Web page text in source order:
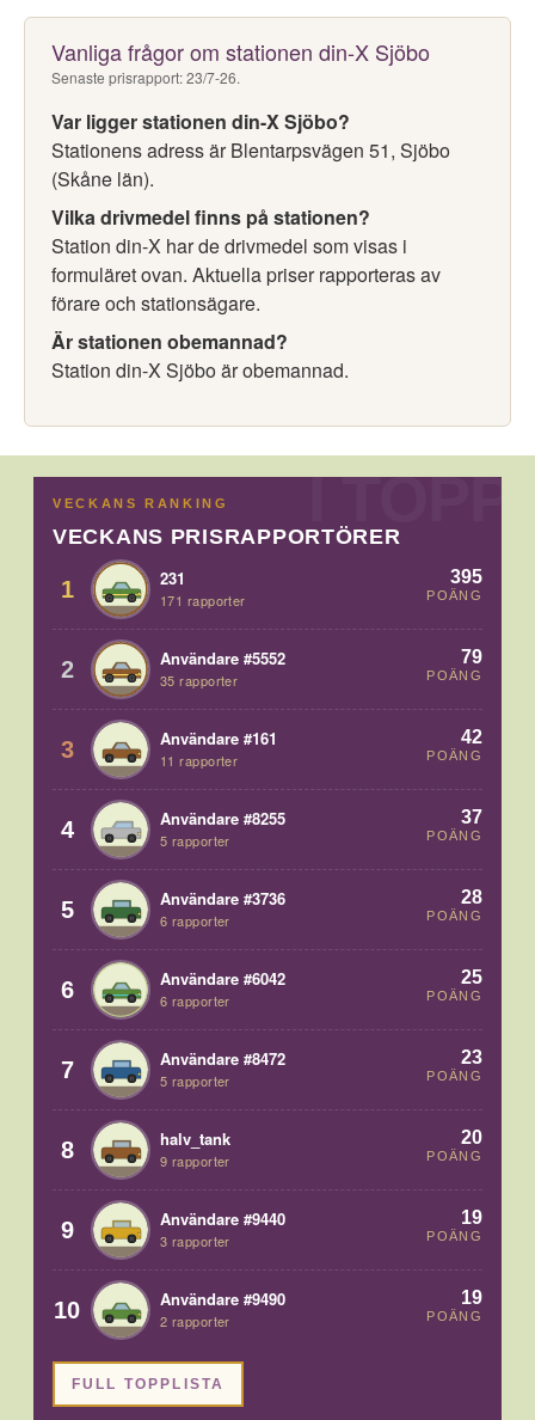
Vanliga frågor om stationen din-X Sjöbo
Senaste prisrapport: 23/7-26.
Var ligger stationen din-X Sjöbo?
Stationens adress är Blentarpsvägen 51, Sjöbo
(Skåne län).
Vilka drivmedel finns på stationen?
Station din-X har de drivmedel som visas i
formuläret ovan. Aktuella priser rapporteras av
förare och stationsägare.
Är stationen obemannad?
Station din-X Sjöbo är obemannad.
VECKANS RANKING
VECKANS PRISRAPPORTÖRER
1 231
171 rapporter
395
POÄNG
2 Användare #5552
35 rapporter
79
POÄNG
3 Användare #161
11 rapporter
42
POÄNG
4 Användare #8255
5 rapporter
37
POÄNG
5 Användare #3736
6 rapporter
28
POÄNG
6 Användare #6042
6 rapporter
25
POÄNG
7 Användare #8472
5 rapporter
23
POÄNG
8 halv_tank
9 rapporter
20
POÄNG
9 Användare #9440
3 rapporter
19
POÄNG
10 Användare #9490
2 rapporter
19
POÄNG
FULL TOPPLISTA